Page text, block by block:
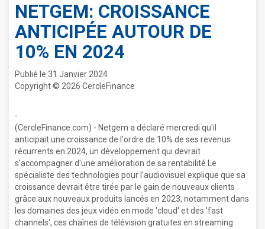
NETGEM: CROISSANCE
ANTICIPÉE AUTOUR DE
10% EN 2024
Publié le 31 Janvier 2024
Copyright © 2026 CercleFinance
-
(CercleFinance.com) - Netgem a déclaré mercredi qu'il
anticipait une croissance de l'ordre de 10% de ses revenus
récurrents en 2024, un développement qui devrait
s'accompagner d'une amélioration de sa rentabilité.Le
spécialiste des technologies pour l'audiovisuel explique que sa
croissance devrait être tirée par le gain de nouveaux clients
grâce aux nouveaux produits lancés en 2023, notamment dans
les domaines des jeux vidéo en mode 'cloud' et des 'fast
channels', ces chaînes de télévision gratuites en streaming